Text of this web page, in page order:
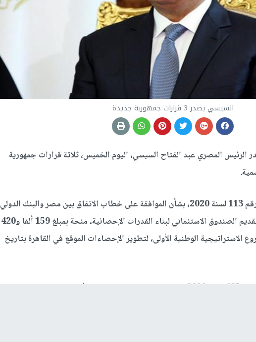
السيسي يصدر 3 قرارات جمهورية جديدة
الرئيس المصري عبد الفتاح السيسي، اليوم الخميس، ثلاثة قرارات جمهورية
ويحمل القرار الجمهوري الأول رقم 113 لسنة 2020، بشأن الموافقة على خطاب الاتفاق بين مصر والبنك الدولي
لإعادة الإعمار والتنمية، حول تقديم الصندوق الاستئماني لبناء القدرات الإحصائية، منحة بمبلغ 159 ألفا و420
الاستراتيجية الوطنية الأولى، لتطوير الإحصاءات الموقع في القاهرة بتاريخ
ويحمل القرار الجمهوري الثاني رقم 465 لسنة 2020، بإعادة تخصيص مساحة من الأراضي المملوكة للدولة ملكية